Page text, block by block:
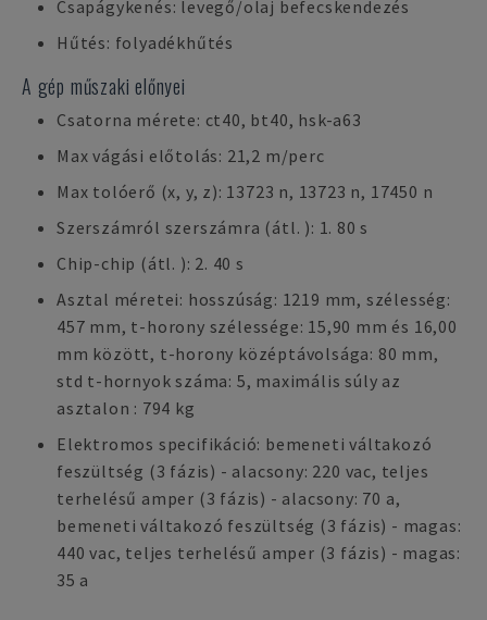
Csapágykenés: levegő/olaj befecskendezés
Hűtés: folyadékhűtés
A gép műszaki előnyei
Csatorna mérete: ct40, bt40, hsk-a63
Max vágási előtolás: 21,2 m/perc
Max tolóerő (x, y, z): 13723 n, 13723 n, 17450 n
Szerszámról szerszámra (átl. ): 1. 80 s
Chip-chip (átl. ): 2. 40 s
Asztal méretei: hosszúság: 1219 mm, szélesség:
457 mm, t-horony szélessége: 15,90 mm és 16,00
mm között, t-horony középtávolsága: 80 mm,
std t-hornyok száma: 5, maximális súly az
asztalon : 794 kg
Elektromos specifikáció: bemeneti váltakozó
feszültség (3 fázis) - alacsony: 220 vac, teljes
terhelésű amper (3 fázis) - alacsony: 70 a,
bemeneti váltakozó feszültség (3 fázis) - magas:
440 vac, teljes terhelésű amper (3 fázis) - magas:
35 a